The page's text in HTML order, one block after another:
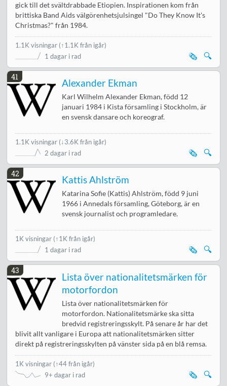
gick till det svältdrabbade Etiopien. Inspirationen kom från
brittiska Band Aids välgörenhetsjulsingel "Do They Know It's
Christmas?" från 1984.
1.1K visningar (↑1.1K från igår)
1 dagar i rad
🔍
🗞️
41
Alexander Ekman
Karl Wilhelm Alexander Ekman, född 12
januari 1984 i Kista församling i Stockholm, är
en svensk dansare och koreograf.
1.1K visningar (↓3.6K från igår)
2 dagar i rad
🔍
🗞️
42
Kattis Ahlström
Katarina Sofie (Kattis) Ahlström, född 9 juni
1966 i Annedals församling, Göteborg, är en
svensk journalist och programledare.
1K visningar (↑1K från igår)
1 dagar i rad
🔍
🗞️
43
Lista över nationalitetsmärken för
motorfordon
Lista över nationalitetsmärken för
motorfordon. Nationalitetsmärke ska sitta
bredvid registreringsskylt. På senare år har det
blivit allt vanligare i Europa att nationalitetsmärken sitter
direkt på registreringsskylten på vänster sida på en blå remsa.
1K visningar (↑44 från igår)
9+ dagar i rad
🔍
🗞️